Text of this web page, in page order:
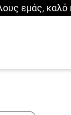
εμάς, καλό